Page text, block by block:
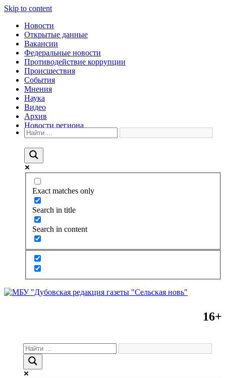
Skip to content
Новости
Открытые данные
Вакансии
Федеральные новости
Противодействие коррупции
Происшествия
События
Мнения
Наука
Видео
Архив
Новости региона
Exact matches only
Search in title
Search in content
16+